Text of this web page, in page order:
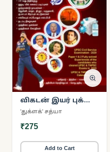
விகடன் இயர் புக்
2021
'துக்ளக்' சத்யா
₹275
Add to Cart